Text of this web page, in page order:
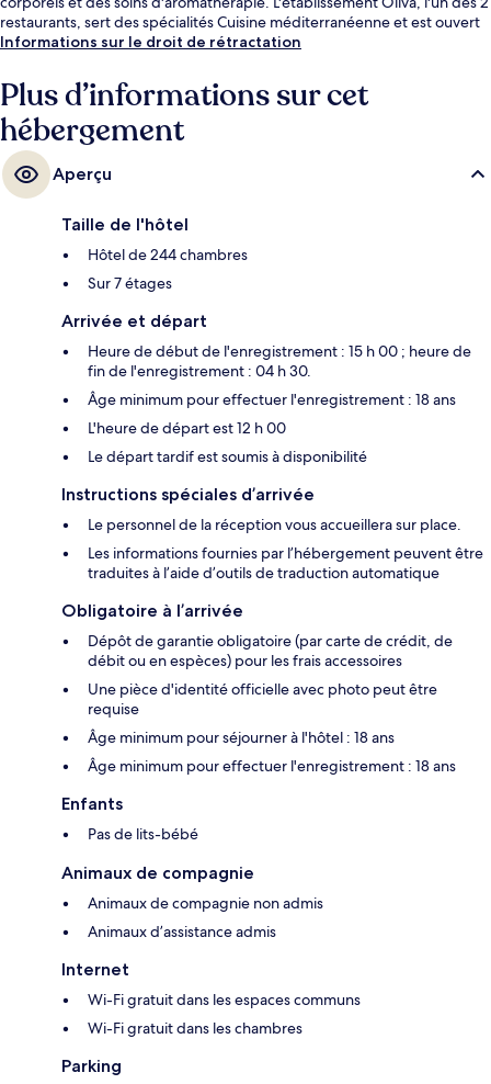
restaurants, sert des spécialités Cuisine méditerranéenne et est ouvert
pour le petit déjeuner, le déjeuner et le dîner. Cet hôtel de luxe abrite
fitness. Les autres voyageurs ne disent que du bien en ce qui concerne
le personnel attentionné.
Informations sur le droit de rétractation
Plus d’informations sur cet
hébergement
Aperçu
Taille de l'hôtel
Hôtel de 244 chambres
Sur 7 étages
Arrivée et départ
Heure de début de l'enregistrement : 15 h 00 ; heure de
fin de l'enregistrement : 04 h 30.
Âge minimum pour effectuer l'enregistrement : 18 ans
L'heure de départ est 12 h 00
Le départ tardif est soumis à disponibilité
Instructions spéciales d’arrivée
Le personnel de la réception vous accueillera sur place.
Les informations fournies par l’hébergement peuvent être
traduites à l’aide d’outils de traduction automatique
Obligatoire à l’arrivée
Dépôt de garantie obligatoire (par carte de crédit, de
débit ou en espèces) pour les frais accessoires
Une pièce d'identité officielle avec photo peut être
requise
Âge minimum pour séjourner à l'hôtel : 18 ans
Âge minimum pour effectuer l'enregistrement : 18 ans
Enfants
Pas de lits-bébé
Animaux de compagnie
Animaux de compagnie non admis
Animaux d’assistance admis
Internet
Wi-Fi gratuit dans les espaces communs
Wi-Fi gratuit dans les chambres
Parking